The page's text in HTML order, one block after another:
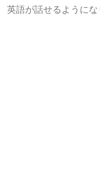
英語が話せるようになりたい。 でも…